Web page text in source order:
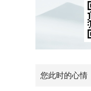
您此时的心情